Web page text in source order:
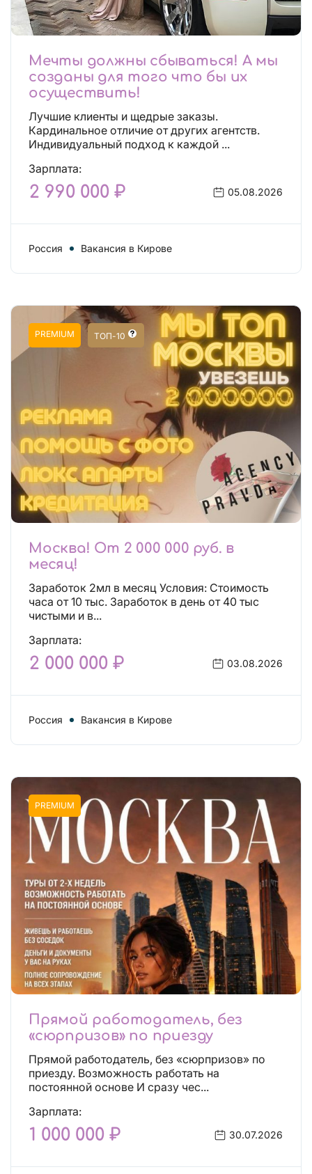
Мечты должны сбываться! А мы
созданы для того что бы их
осуществить!
Лучшие клиенты и щедрые заказы.
Кардинальное отличие от других агентств.
Индивидуальный подход к каждой ...
Зарплата:
2 990 000 ₽ 05.08.2026
Россия Вакансия в Кирове
PREMIUM ТОП-10
Москва! От 2 000 000 руб. в
месяц!
Заработок 2мл в месяц Условия: Стоимость
часа от 10 тыс. Заработок в день от 40 тыс
чистыми и в...
Зарплата:
2 000 000 ₽ 03.08.2026
Россия Вакансия в Кирове
PREMIUM
Прямой работодатель, без
«сюрпризов» по приезду
Прямой работодатель, без «сюрпризов» по
приезду. Возможность работать на
постоянной основе И сразу чес...
Зарплата:
1 000 000 ₽ 30.07.2026